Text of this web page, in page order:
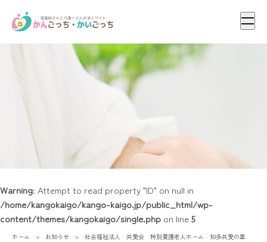
メニ
Warning: Attempt to read property "ID" on null in
/home/kangokaigo/kango-kaigo.jp/public_html/wp-
content/themes/kangokaigo/single.php on line5
ホーム お知らせ 社会福祉法人 共愛会 特別養護老人ホーム 知多共愛の里